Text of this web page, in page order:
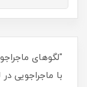
"لگوهای
با ماجراجویی